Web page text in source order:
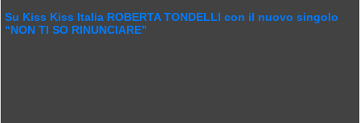
Su Kiss Kiss Italia ROBERTA TONDELLI con il nuovo singolo
“NON TI SO RINUNCIARE”